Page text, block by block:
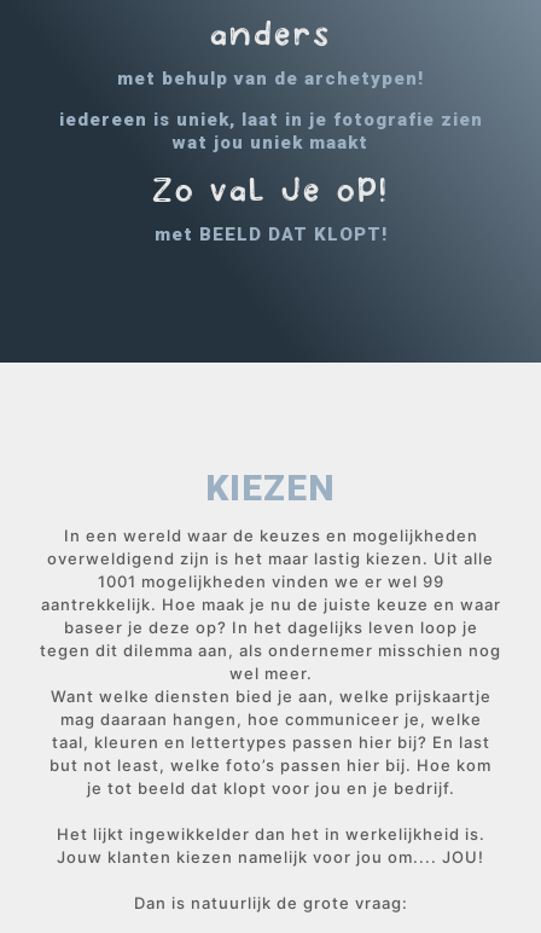
anders
met behulp van de archetypen!
iedereen is uniek, laat in je fotografie zien
wat jou uniek maakt
Zo vaL Je oP!
met BEELD DAT KLOPT!
KIEZEN
In een wereld waar de keuzes en mogelijkheden
overweldigend zijn is het maar lastig kiezen. Uit alle
1001 mogelijkheden vinden we er wel 99
aantrekkelijk. Hoe maak je nu de juiste keuze en waar
baseer je deze op? In het dagelijks leven loop je
tegen dit dilemma aan, als ondernemer misschien nog
wel meer.
Want welke diensten bied je aan, welke prijskaartje
mag daaraan hangen, hoe communiceer je, welke
taal, kleuren en lettertypes passen hier bij? En last
but not least, welke foto’s passen hier bij. Hoe kom
je tot beeld dat klopt voor jou en je bedrijf.
Het lijkt ingewikkelder dan het in werkelijkheid is.
Jouw klanten kiezen namelijk voor jou om.... JOU!
Dan is natuurlijk de grote vraag: